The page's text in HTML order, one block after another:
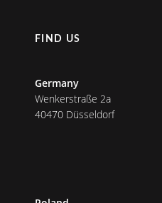
FIND US
Germany
Wenkerstraße 2a
40470 Düsseldorf